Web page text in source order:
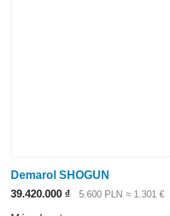
Demarol SHOGUN
39.420.000 ₫
5.600 PLN ≈ 1.301 €